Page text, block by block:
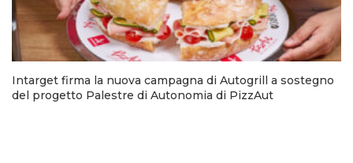
Intarget firma la nuova campagna di Autogrill a sostegno
del progetto Palestre di Autonomia di PizzAut